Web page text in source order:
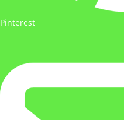
Pinterest